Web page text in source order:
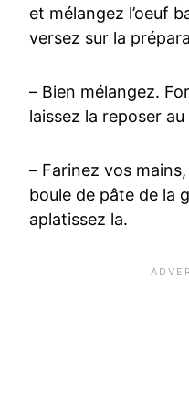
et mélangez l’oeuf
versez sur la
– Bien mélangez.
laissez la reposer
– Farinez vos
boule de pâte de la
aplatissez la.